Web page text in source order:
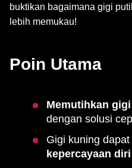
buktikan bagaimana gigi
lebih memukau!
Poin Utama
Memutihkan
dengan solusi
Gigi kuning
kepercayaan diri